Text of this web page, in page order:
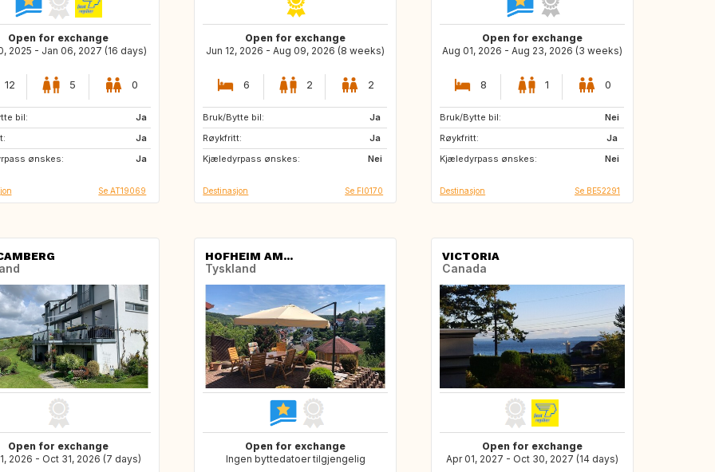
Open for exchange
2025 - Jan 06, 2027 (16 days)
12 5 0
bil:
Ja
Ja
ønskes:
Ja
Se AT19069
Open for exchange
Jun 12, 2026 - Aug 09, 2026 (8 weeks)
6 2 2
Bruk/Bytte bil:
Ja
Røykfritt:
Ja
Kjæledyrpass ønskes:
Nei
FR
FR
FR
Destinasjon Se FI0170
Open for exchange
Aug 01, 2026 - Aug 23, 2026 (3 weeks)
8 1 0
Bruk/Bytte bil:
Nei
Røykfritt:
Ja
Kjæledyrpass ønskes:
Nei
DE
DE
PL
Destinasjon Se BE52291
Open for exchange
2026 - Oct 31, 2026 (7 days)
HOFHEIM AM...
Tyskland
Open for exchange
Ingen byttedatoer tilgjengelig
VICTORIA
Canada
Open for exchange
Apr 01, 2027 - Oct 30, 2027 (14 days)